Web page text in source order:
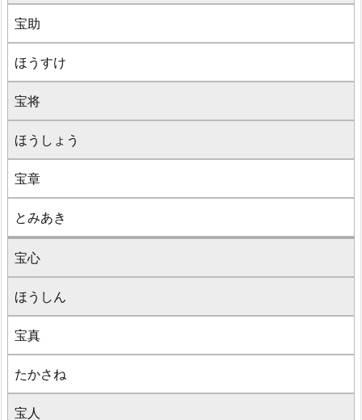
宝助
ほうすけ
宝将
ほうしょう
宝章
とみあき
宝心
ほうしん
宝真
たかさね
宝人